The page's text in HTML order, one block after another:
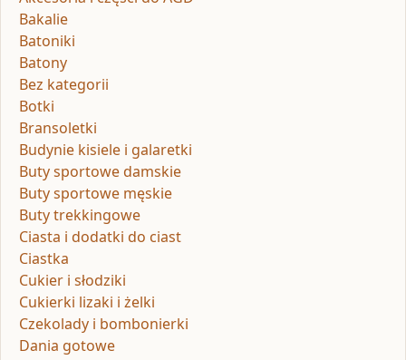
Bakalie
Batoniki
Batony
Bez kategorii
Botki
Bransoletki
Budynie kisiele i galaretki
Buty sportowe damskie
Buty sportowe męskie
Buty trekkingowe
Ciasta i dodatki do ciast
Ciastka
Cukier i słodziki
Cukierki lizaki i żelki
Czekolady i bombonierki
Dania gotowe